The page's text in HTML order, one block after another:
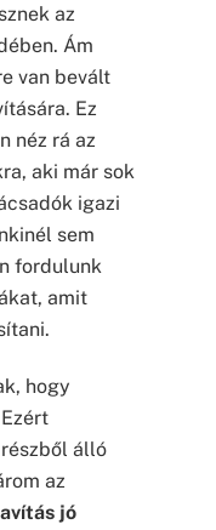
az
Ám
van bevált
Ez
néz rá az
aki már sok
igazi
sem
fordulunk
amit
hogy
álló
az
jó